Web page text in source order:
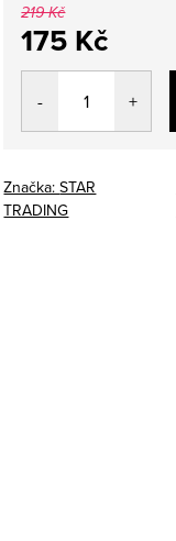
219 Kč
175 Kč
Měrná
Značka:STAR
TRADING